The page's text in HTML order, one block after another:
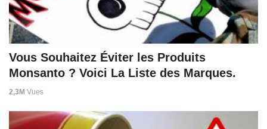
Vous Souhaitez Éviter les Produits
Monsanto ? Voici La Liste des Marques.
2,3M Vues